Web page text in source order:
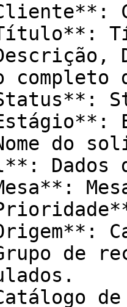
completo
do
de